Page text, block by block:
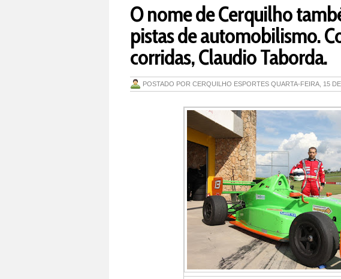
O nome de Cerquilho
pistas de automobilismo.
corridas, Claudio Taborda.
POSTADO POR CERQUILHO ESPORTES QUARTA-FEIRA, 15